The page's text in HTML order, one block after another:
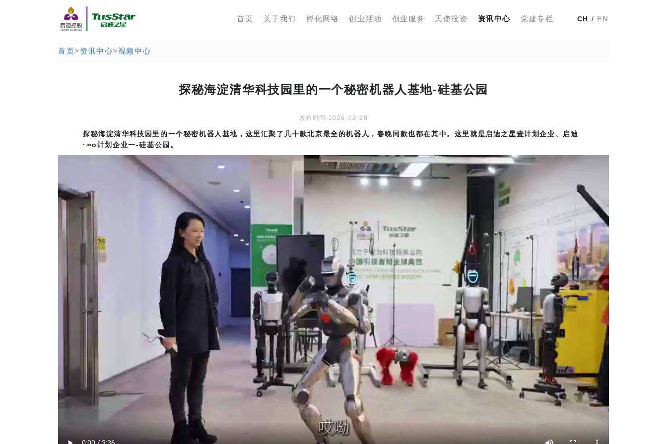
首页 关于我们 孵化网络 创业活动 创业服务 天使投资 资讯中心 党建专栏 CH / EN
首页> 资讯中心>视频中心
探秘海淀清华科技园里的一个秘密机器人基地-硅基公园
发布时间:2026-02-28
探秘海淀清华科技园里的一个秘密机器人基地，这里汇聚了几十款北京最全的机器人，春晚同款也都在其中。这里就是启迪之星壹计划企业、启迪
·∞o计划企业一-硅基公园。